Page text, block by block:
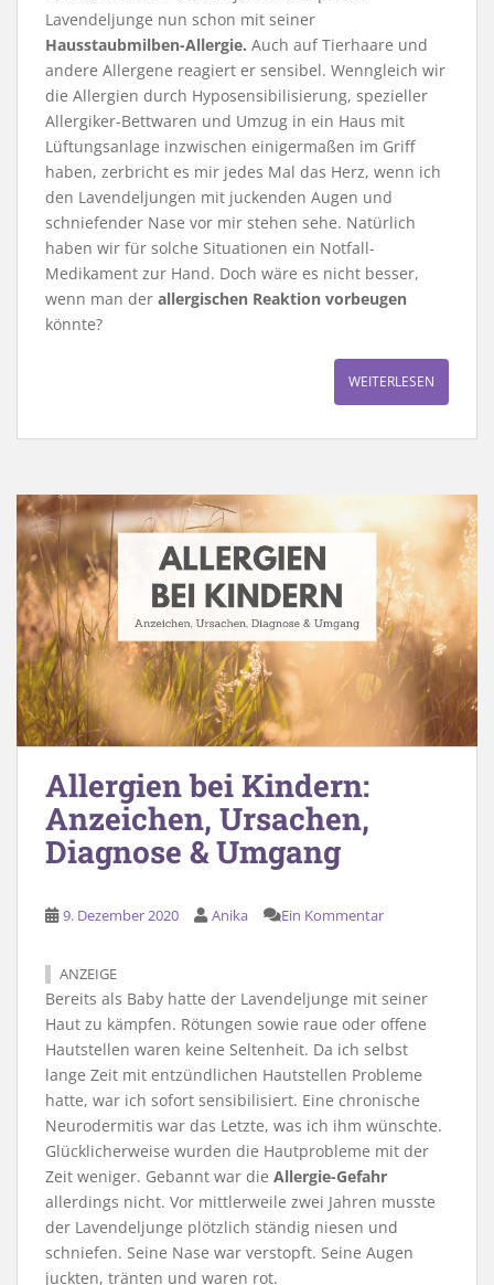
Lavendeljunge nun schon mit seiner
Hausstaubmilben-Allergie. Auch auf Tierhaare und
andere Allergene reagiert er sensibel. Wenngleich wir
die Allergien durch Hyposensibilisierung, spezieller
Allergiker-Bettwaren und Umzug in ein Haus mit
Lüftungsanlage inzwischen einigermaßen im Griff
haben, zerbricht es mir jedes Mal das Herz, wenn ich
den Lavendeljungen mit juckenden Augen und
schniefender Nase vor mir stehen sehe. Natürlich
haben wir für solche Situationen ein Notfall-
Medikament zur Hand. Doch wäre es nicht besser,
wenn man der allergischen Reaktion vorbeugen
könnte?
WEITERLESEN
Allergien bei Kindern:
Anzeichen, Ursachen,
Diagnose & Umgang
9. Dezember 2020 Anika Ein Kommentar
ANZEIGE
Bereits als Baby hatte der Lavendeljunge mit seiner
Haut zu kämpfen. Rötungen sowie raue oder offene
Hautstellen waren keine Seltenheit. Da ich selbst
lange Zeit mit entzündlichen Hautstellen Probleme
hatte, war ich sofort sensibilisiert. Eine chronische
Neurodermitis war das Letzte, was ich ihm wünschte.
Glücklicherweise wurden die Hautprobleme mit der
Zeit weniger. Gebannt war die Allergie-Gefahr
allerdings nicht. Vor mittlerweile zwei Jahren musste
der Lavendeljunge plötzlich ständig niesen und
schniefen. Seine Nase war verstopft. Seine Augen
juckten, tränten und waren rot.